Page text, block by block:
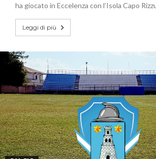
ha giocato in Eccelenza con l’Isola Capo
Leggi di più